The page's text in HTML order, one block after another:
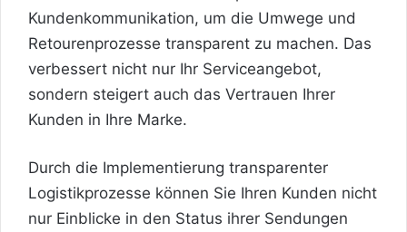
Kundenkommunikation, um die Umwege und
Retourenprozesse transparent zu machen. Das
verbessert nicht nur Ihr Serviceangebot,
sondern steigert auch das Vertrauen Ihrer
Kunden in Ihre Marke.
Durch die Implementierung transparenter
Logistikprozesse können Sie Ihren Kunden nicht
nur Einblicke in den Status ihrer Sendungen